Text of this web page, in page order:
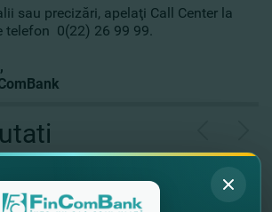
sau precizări, apelaţi Call Center la
telefon 0(22) 26 99 99.